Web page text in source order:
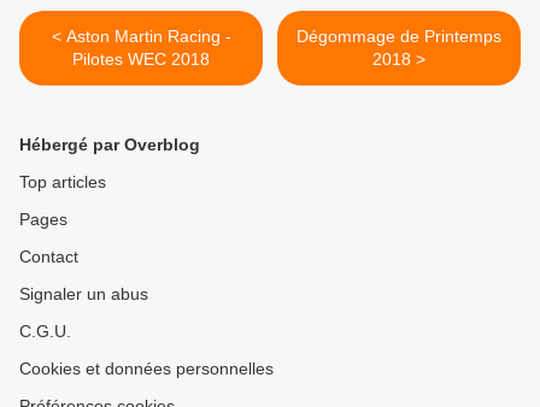
< Aston Martin Racing -
Pilotes WEC 2018
Dégommage de Printemps
2018 >
Hébergé par Overblog
Top articles
Pages
Contact
Signaler un abus
C.G.U.
Cookies et données personnelles